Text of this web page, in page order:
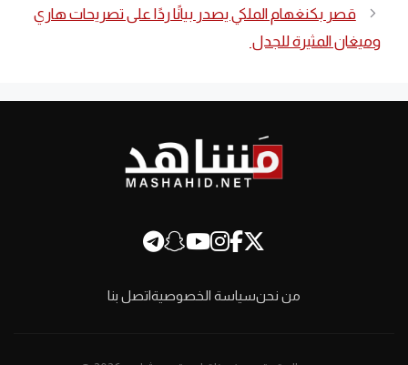
قصر بكنغهام الملكي يصدر بيانًا ردًا على تصريحات هاري
وميغان المثيرة للجدل
من نحنسياسة الخصوصيةاتصل بنا